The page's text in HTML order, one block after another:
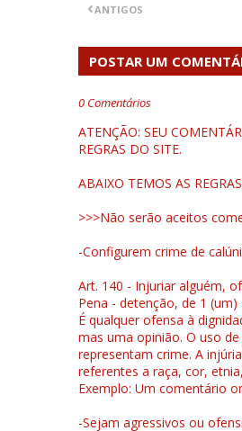
ANTIGOS
POSTAR UM
0 Comentários
ATENÇÃO: SEU
REGRAS DO SITE.
ABAIXO TEMOS AS
>>>Não serão aceitos
-Configurem crime de
Art. 140 - Injuriar alguém,
Pena - detenção, de 1
É qualquer ofensa à
mas uma opinião. O uso
representam crime. A
referentes a raça, cor,
Exemplo: Um comentário
-Sejam agressivos ou